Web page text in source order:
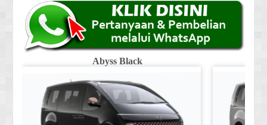
Abyss Black